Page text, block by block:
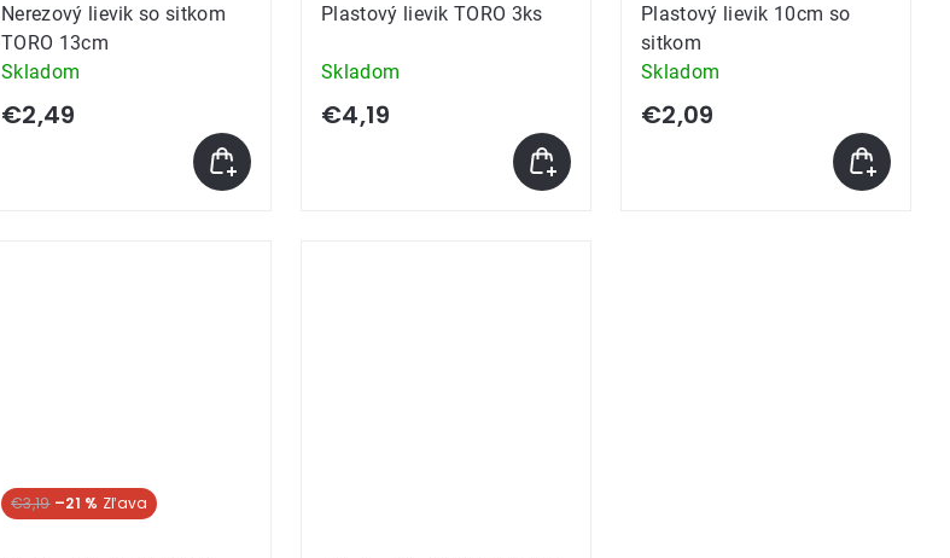
Nerezový lievik so sitkom
TORO 13cm
Skladom
€2,49
Plastový lievik TORO 3ks
Skladom
€4,19
Plastový lievik 10cm so
sitkom
Skladom
€2,09
€3,19 –21 %